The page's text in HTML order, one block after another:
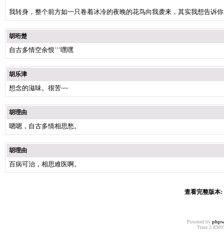
我转身，整个前方如一只卷着冰冷的夜晚的花鸟向我袭来，其实我想告诉
胡珩楚
自古多情空余恨```嘿嘿
胡乐津
想念的滋味。很苦~~
胡理由
嗯嗯，自古多情相思愁。
胡理由
百病可治，相思难医啊。
查看完整版本
Powered by
Time